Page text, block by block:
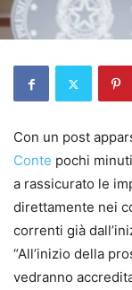
Con un post
Conte pochi
a rassicurato le
direttamente nei
correnti già
“All’inizio della
vedranno